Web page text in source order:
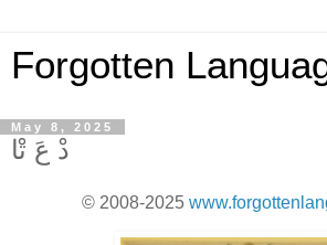
Forgotten
May 8, 2025
دْ عَ ﺗْﺎ
© 2008-2025